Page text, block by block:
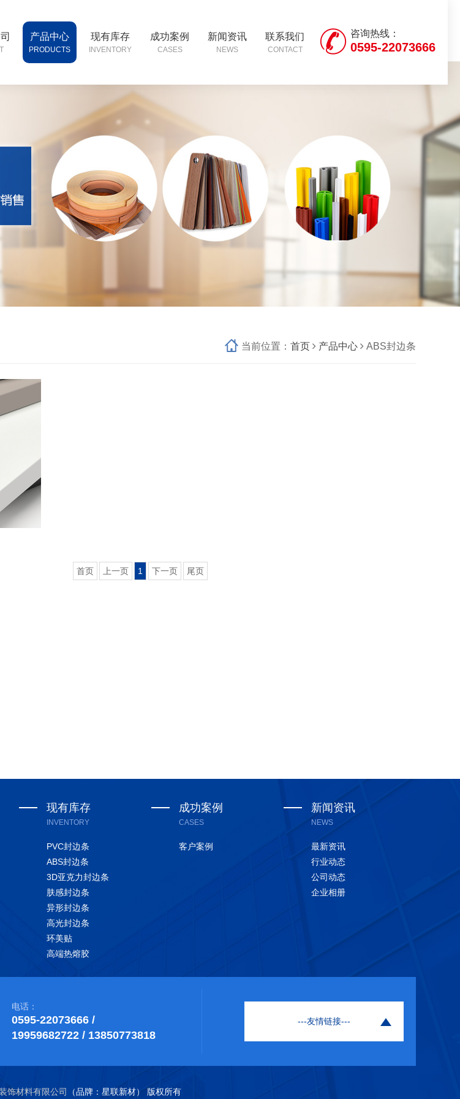
咨询热线：
0595-22073666
产品中心
PRODUCTS
现有库存
INVENTORY
成功案例
CASES
新闻资讯
NEWS
联系我们
CONTACT
当前位置： 首页 产品中心 ABS封边条
首页 上一页 1 下一页 尾页
现有库存
INVENTORY
PVC封边条
ABS封边条
3D亚克力封边条
肤感封边条
异形封边条
高光封边条
环美贴
高端热熔胶
成功案例
CASES
客户案例
新闻资讯
NEWS
最新资讯
行业动态
公司动态
企业相册
电话：
0595-22073666 /
19959682722 / 13850773818
---友情链接---
饰材料有限公司 （品牌：星联新材） 版权所有